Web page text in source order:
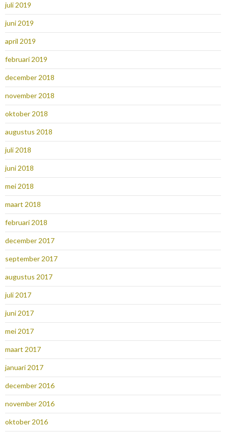
juli 2019
juni 2019
april 2019
februari 2019
december 2018
november 2018
oktober 2018
augustus 2018
juli 2018
juni 2018
mei 2018
maart 2018
februari 2018
december 2017
september 2017
augustus 2017
juli 2017
juni 2017
mei 2017
maart 2017
januari 2017
december 2016
november 2016
oktober 2016